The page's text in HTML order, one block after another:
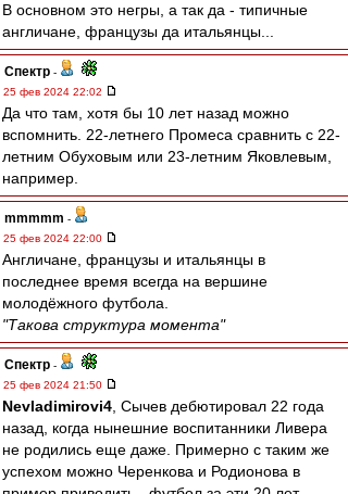
В основном это негры, а так да - типичные
англичане, французы да итальянцы...
Спектр -
25 фев 2024 22:02
Да что там, хотя бы 10 лет назад можно
вспомнить. 22-летнего Промеса сравнить с 22-
летним Обуховым или 23-летним Яковлевым,
например.
mmmmm -
25 фев 2024 22:00
Англичане, французы и итальянцы в
последнее время всегда на вершине
молодёжного футбола.
"Такова структура момента"
Спектр -
25 фев 2024 21:50
Nevladimirovi4 , Сычев дебютировал 22 года
назад, когда нынешние воспитанники Ливера
не родились еще даже. Примерно с таким же
успехом можно Черенкова и Родионова в